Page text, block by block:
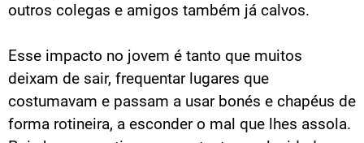
outros colegas e amigos também já calvos.
Esse impacto no jovem é tanto que muitos
deixam de sair, frequentar lugares que
costumavam e passam a usar bonés e chapéus de
forma rotineira, a esconder o mal que lhes assola.